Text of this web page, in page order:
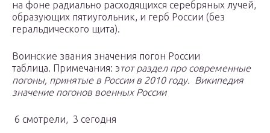
на фоне радиально расходящихся серебряных лучей,
образующих пятиугольник, и герб России (без
геральдического щита).
Воинские звания значения погон России
таблица. Примечания: этот раздел про современные
погоны, принятые в России в 2010 году. Википедия
значение погонов военных России
6 смотрели, 3 сегодня